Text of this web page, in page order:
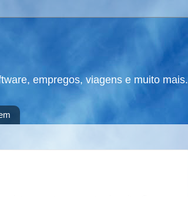
empregos, viagens e muito mais.